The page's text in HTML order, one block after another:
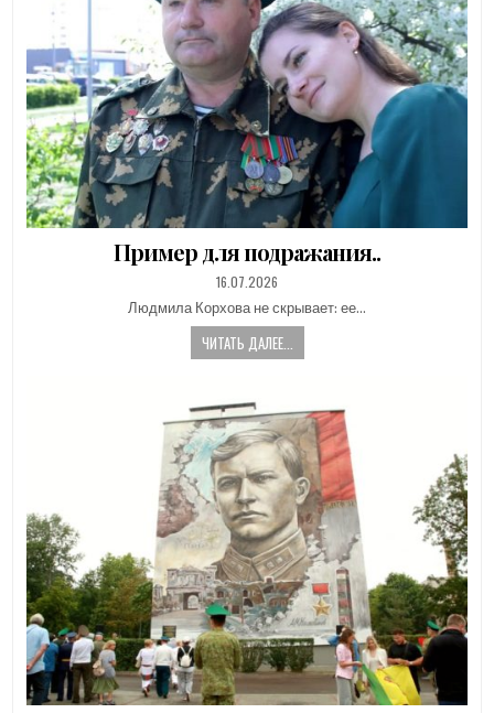
Пример для подражания..
PUBLISHED
DATE:
16.07.2026
Людмила Корхова не скрывает: ее…
ЧИТАТЬ ДАЛЕЕ...